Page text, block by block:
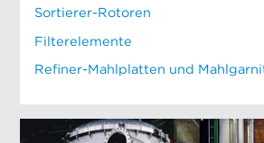
Sortierer-Rotoren
Filterelemente
Refiner-Mahlplatten und